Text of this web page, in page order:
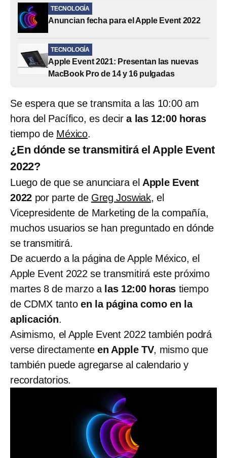
TECNOLOGÍA
Anuncian fecha para el Apple Event 2022
TECNOLOGÍA
Apple Event 2021: Presentan las nuevas
MacBook Pro de 14 y 16 pulgadas
Se espera que se transmita a las 10:00 am
hora del Pacífico, es decira las 12:00 horas
tiempo de México.
¿En dónde se transmitirá el Apple Event
2022?
Luego de que se anunciara el Apple Event
2022 por parte de Greg Joswiak, el
Vicepresidente de Marketing de la compañía,
muchos usuarios se han preguntado en dónde
se transmitirá.
De acuerdo a la página de Apple México, el
Apple Event 2022 se transmitirá este próximo
martes 8 de marzo alas 12:00 horas tiempo
de CDMX tanto en la página como en la
aplicación.
Asimismo, el Apple Event 2022 también podrá
verse directamenteen Apple TV, mismo que
también puede agregarse al calendario y
recordatorios.